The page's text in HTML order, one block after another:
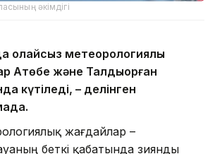
әкімдігі
қолайсыз метеорологиялық
Ақтөбе және Талдықорған
күтіледі, – делінген
жағдайлар –
беткі қабатында зиянды